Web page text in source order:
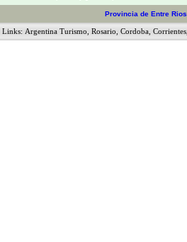
Provincia de Entre Rios
Links: Argentina Turismo Rosario Cordoba Corrientes